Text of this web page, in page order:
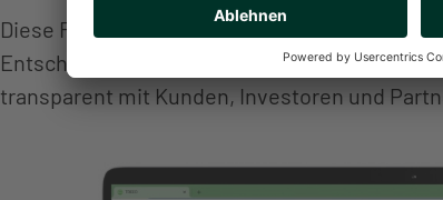
Diese Funktionen unterstützen nicht nur
Entscheidungen, sondern ermöglichen es
transparent mit Kunden, Investoren und